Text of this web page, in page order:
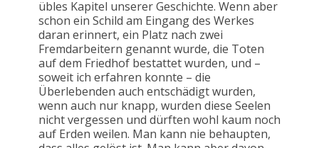
übles Kapitel unserer Geschichte. Wenn aber
schon ein Schild am Eingang des Werkes
daran erinnert, ein Platz nach zwei
Fremdarbeitern genannt wurde, die Toten
auf dem Friedhof bestattet wurden, und –
soweit ich erfahren konnte – die
Überlebenden auch entschädigt wurden,
wenn auch nur knapp, wurden diese Seelen
nicht vergessen und dürften wohl kaum noch
auf Erden weilen. Man kann nie behaupten,